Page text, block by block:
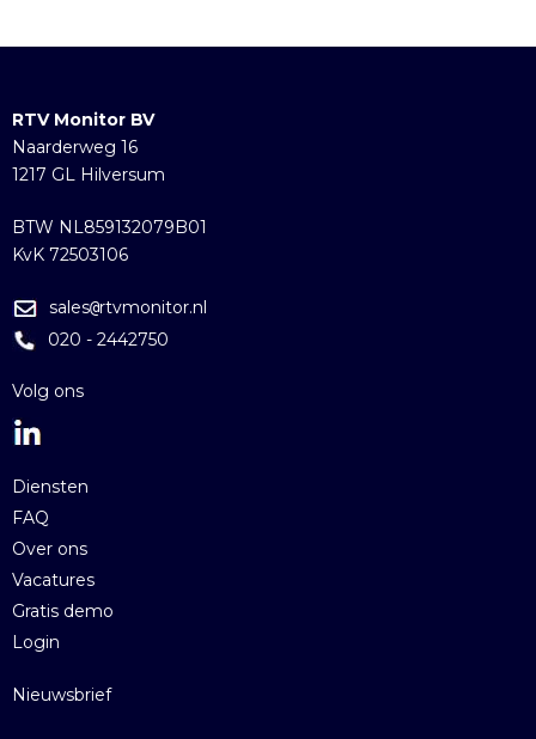
RTV Monitor BV
Naarderweg 16
1217 GL Hilversum
BTW NL859132079B01
KvK 72503106
sales@rtvmonitor.nl
020 - 2442750
Volg ons
Diensten
FAQ
Over ons
Vacatures
Gratis demo
Login
Nieuwsbrief